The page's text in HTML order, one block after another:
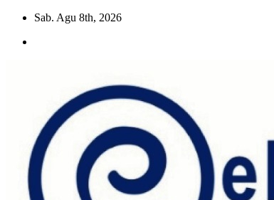
Skip
content
Sab. Agu 8th, 2026